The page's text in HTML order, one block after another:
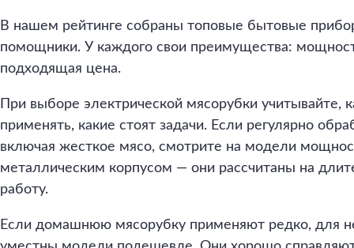
В нашем рейтинге собраны топовые бытовые
помощники. У каждого свои преимущества:
подходящая цена.
При выборе электрической мясорубки учитывайте,
применять, какие стоят задачи. Если регулярно
включая жесткое мясо, смотрите на модели
металлическим корпусом — они рассчитаны на
работу.
Если домашнюю мясорубку применяют редко, для